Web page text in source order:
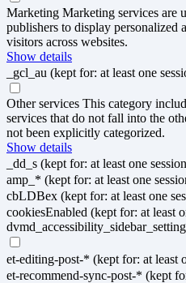
Marketing Marketing services are
publishers to display personalized
visitors across websites.
Show details
_gcl_au (kept for: at least one
Other services This category
services that do not fall into the
not been explicitly categorized.
Show details
_dd_s (kept for: at least one
amp_* (kept for: at least one
cbLDBex (kept for: at least one
cookiesEnabled (kept for: at least
et-editing-post-* (kept for: at least
et-recommend-sync-post-* (kept